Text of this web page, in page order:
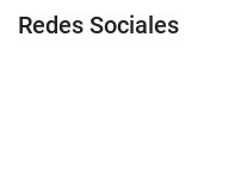
Redes Sociales